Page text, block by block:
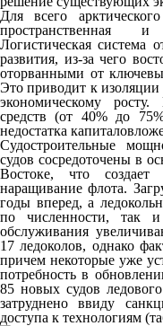
Для всего
пространственная и
Логистическая система
развития, из-за чего
оторванными от
Это приводит к изоляции
экономическому
средств (от 40% до
недостатка
Судостроительные
судов сосредоточены в
Востоке, что создает
наращивание флота.
годы вперед, а
по численности, так
обслуживания
17 ледоколов, однако
причем некоторые уже
потребность в
85 новых судов
затруднено ввиду
доступа к технологиям